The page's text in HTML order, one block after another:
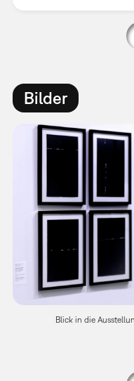
Bilder
Blick in die